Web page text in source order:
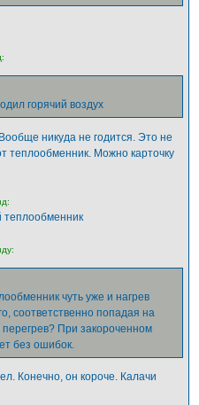
горячий воздух
никуда не годится. Это не
теплообменник. Можно карточку
теплообменник
чуть уже и нагрев
соответственно попадая на
При закороченном
без ошибок.
Конечно, он короче. Калачи